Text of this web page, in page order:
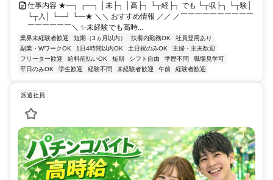
仕事内容 ★―┐ ┌―┐ │未├┐ │高├┐ └┬経├┐ でも └┬収├┐ └┬験│
└┬入│ └―┘ └―★ ＼＼ おすすめ情報 ／／ ／￣￣￣￣￣￣￣￣￣￣
￣￣￣￣￣￣＼ ✨未経験でも高時...
業界未経験者歓迎 短期（3ヵ月以内） 扶養内勤務OK
社員登用あり
副業・WワークOK
1日4時間以内OK 土日祝のみOK
主婦・主夫歓迎
フリーター歓迎
給料前払いOK 短期 シフト自由 学歴不問
職場見学可
平日のみOK
学生歓迎 経験不問 未経験者歓迎 午前 経験者歓迎
派遣社員